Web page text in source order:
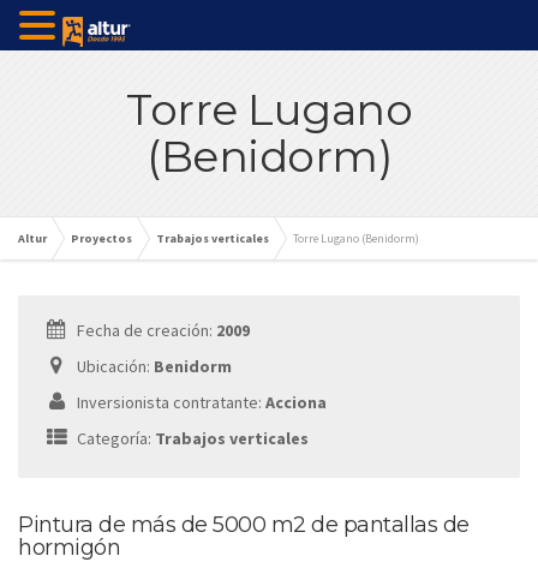
Torre Lugano
(Benidorm)
Altur Proyectos Trabajos verticales Torre Lugano (Benidorm)
Fecha de creación: 2009
Ubicación: Benidorm
Inversionista contratante: Acciona
Categoría: Trabajos verticales
Pintura de más de 5000 m2 de pantallas de
hormigón